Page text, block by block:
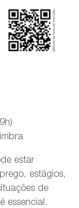
estar
estágios,
de
essencial.